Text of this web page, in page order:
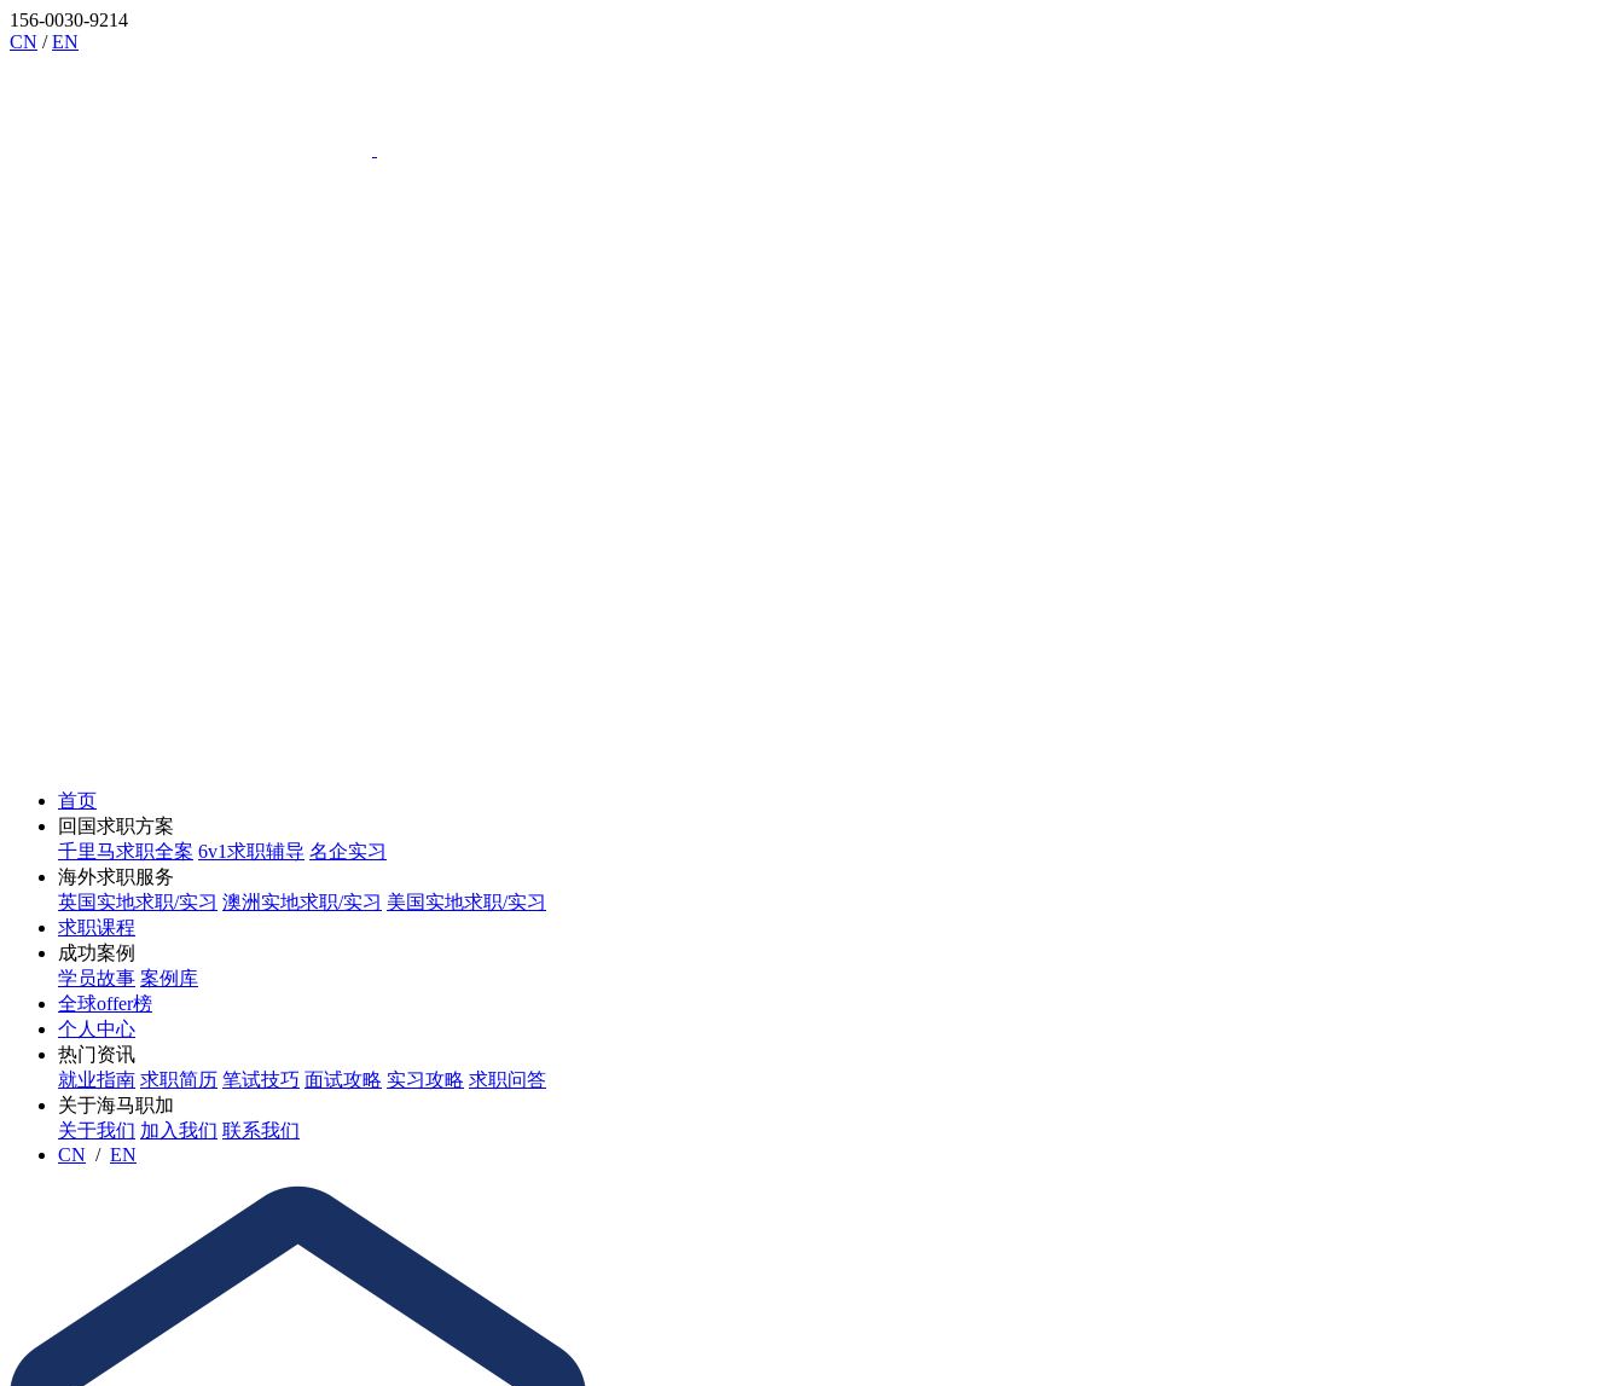
156-0030-9214
CN /EN
首页
回国求职方案
千里马求职全案 6v1求职辅导 名企实习
海外求职服务
英国实地求职/实习 澳洲实地求职/实习 美国实地求职/实习
求职课程
成功案例
学员故事 案例库
全球offer榜
个人中心
热门资讯
就业指南 求职简历 笔试技巧 面试攻略 实习攻略 求职问答
关于海马职加
关于我们 加入我们 联系我们
CN / EN